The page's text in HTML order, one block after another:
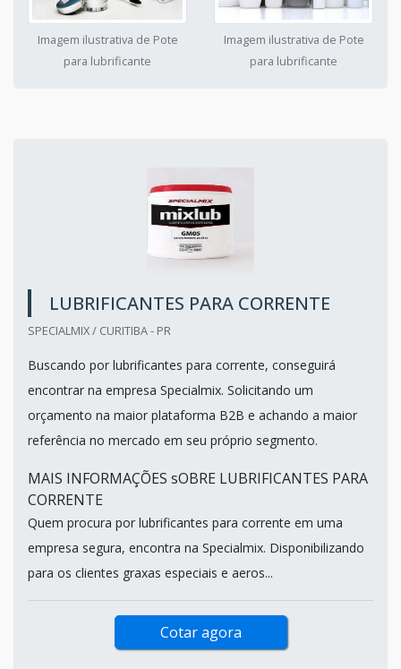
Imagem ilustrativa de Pote
para lubrificante
Imagem ilustrativa de Pote
para lubrificante
LUBRIFICANTES PARA CORRENTE
SPECIALMIX / CURITIBA - PR
Buscando por lubrificantes para corrente, conseguirá
encontrar na empresa Specialmix. Solicitando um
orçamento na maior plataforma B2B e achando a maior
referência no mercado em seu próprio segmento.
MAIS INFORMAÇÕES sOBRE LUBRIFICANTES PARA
CORRENTE
Quem procura por lubrificantes para corrente em uma
empresa segura, encontra na Specialmix. Disponibilizando
para os clientes graxas especiais e aeros...
Cotar agora